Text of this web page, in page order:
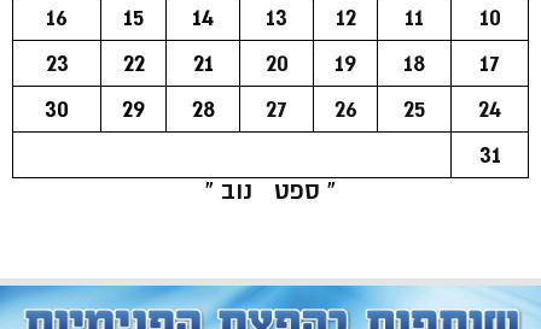
10
11
12
13
14
15
16
17
18
19
20
21
22
23
24
25
26
27
28
29
30
31
« ספט
נוב »